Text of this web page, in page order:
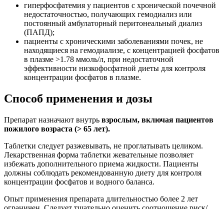
гиперфосфатемия у пациентов с хронической почечной
недостаточностью, получающих гемодиализ или
постоянный амбулаторный перитонеальный диализ
(ПАПД);
пациенты с хроническими заболеваниями почек, не
находящиеся на гемодиализе, с концентрацией фосфатов
в плазме >1.78 ммоль/л, при недостаточной
эффективности низкофосфатной диеты для контроля
концентрации фосфатов в плазме.
Способ применения и дозы
Препарат назначают внутрь взрослым, включая пациентов
пожилого возраста (> 65 лет).
Таблетки следует разжевывать, не проглатывать целиком.
Лекарственная форма таблетки жевательные позволяет
избежать дополнительного приема жидкости. Пациенты
должны соблюдать рекомендованную диету для контроля
концентрации фосфатов и водного баланса.
Опыт применения препарата длительностью более 2 лет